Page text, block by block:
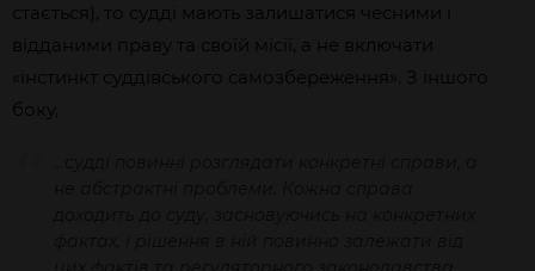
стається), то судді мають залишатися чесними і
відданими праву та своїй місії, а не включати
«інстинкт суддівського самозбереження». З іншого
боку,